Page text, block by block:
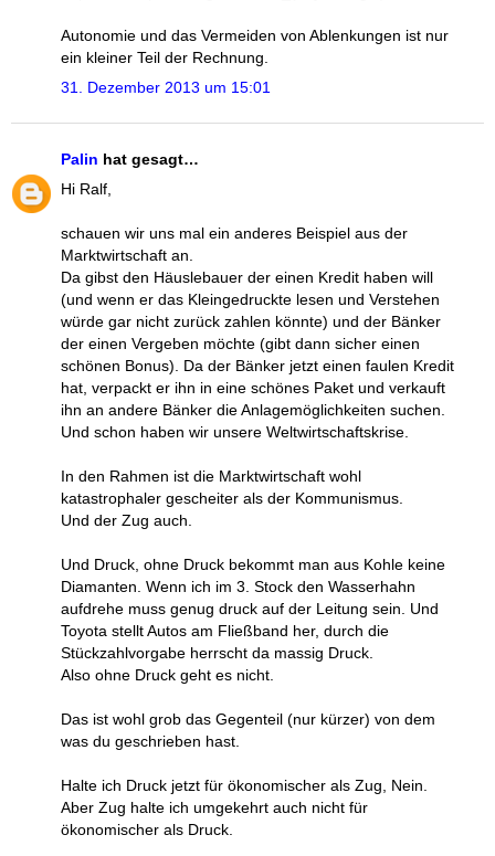
Autonomie und das Vermeiden von Ablenkungen ist nur
ein kleiner Teil der Rechnung.
31. Dezember 2013 um 15:01
Palin hat gesagt…
Hi Ralf,
schauen wir uns mal ein anderes Beispiel aus der
Marktwirtschaft an.
Da gibst den Häuslebauer der einen Kredit haben will
(und wenn er das Kleingedruckte lesen und Verstehen
würde gar nicht zurück zahlen könnte) und der Bänker
der einen Vergeben möchte (gibt dann sicher einen
schönen Bonus). Da der Bänker jetzt einen faulen Kredit
hat, verpackt er ihn in eine schönes Paket und verkauft
ihn an andere Bänker die Anlagemöglichkeiten suchen.
Und schon haben wir unsere Weltwirtschaftskrise.
In den Rahmen ist die Marktwirtschaft wohl
katastrophaler gescheiter als der Kommunismus.
Und der Zug auch.
Und Druck, ohne Druck bekommt man aus Kohle keine
Diamanten. Wenn ich im 3. Stock den Wasserhahn
aufdrehe muss genug druck auf der Leitung sein. Und
Toyota stellt Autos am Fließband her, durch die
Stückzahlvorgabe herrscht da massig Druck.
Also ohne Druck geht es nicht.
Das ist wohl grob das Gegenteil (nur kürzer) von dem
was du geschrieben hast.
Halte ich Druck jetzt für ökonomischer als Zug, Nein.
Aber Zug halte ich umgekehrt auch nicht für
ökonomischer als Druck.